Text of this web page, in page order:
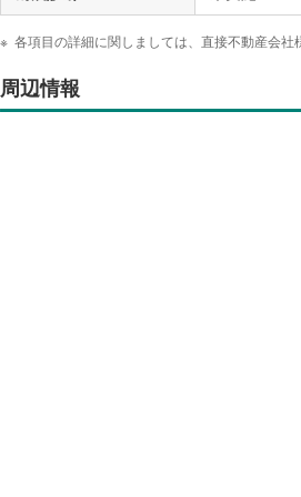
各項目の詳細に関しましては、直接不動産会社
周辺情報